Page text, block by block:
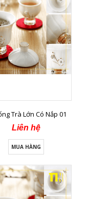
Trà Lớn Có Nắp 01
Liên hệ
MUA HÀNG